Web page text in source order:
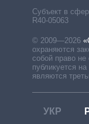
Субъект в
R40-05063
© 2009—2026
охраняются
собой право
публикуется
являются
УКР